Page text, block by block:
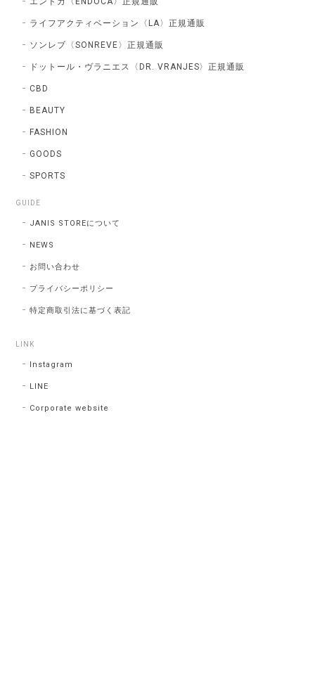
ライフアクティベーション〈LA〉正規通販
ソンレブ〈SONREVE〉正規通販
ドットール・ヴラニエス〈DR. VRANJES〉正規通販
CBD
BEAUTY
FASHION
GOODS
SPORTS
GUIDE
JANIS STOREについて
NEWS
お問い合わせ
プライバシーポリシー
特定商取引法に基づく表記
LINK
Instagram
LINE
Corporate website